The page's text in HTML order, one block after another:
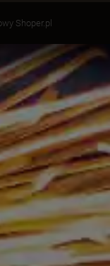
Shoper.pl